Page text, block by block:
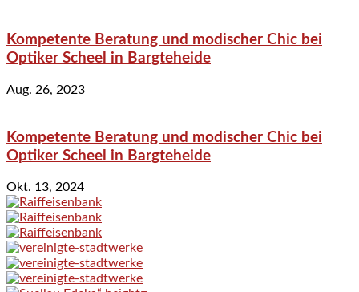
Kompetente Beratung und modischer Chic bei
Optiker Scheel in Bargteheide
Aug. 26, 2023
Kompetente Beratung und modischer Chic bei
Optiker Scheel in Bargteheide
Okt. 13, 2024